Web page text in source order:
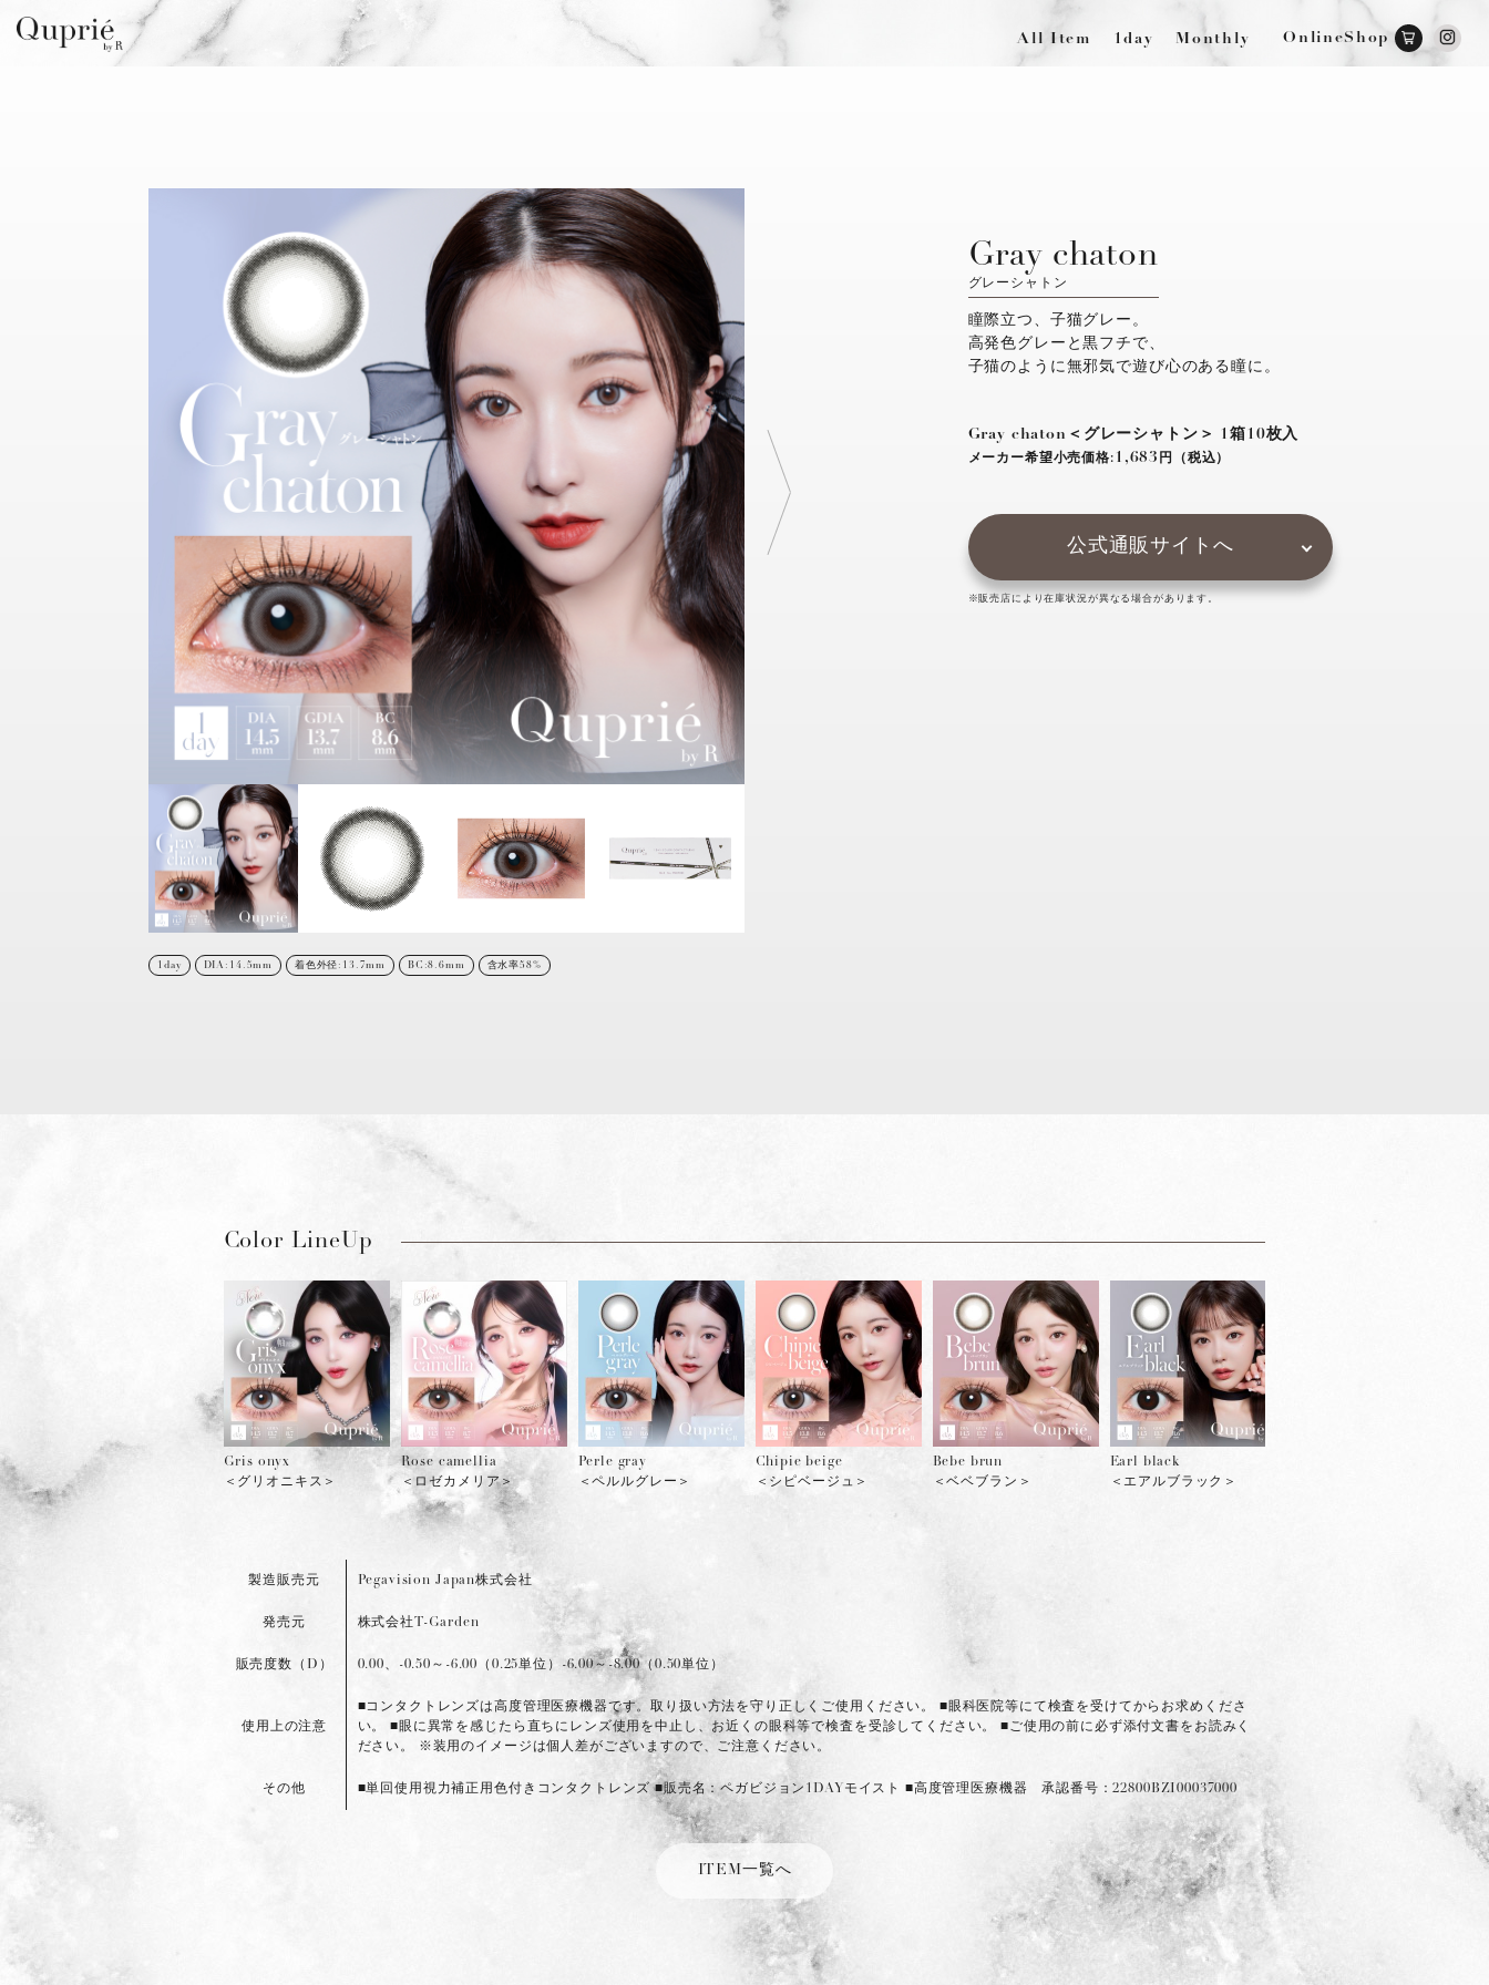
All Item 1day Monthly OnlineShop
1day DIA:14.5mm 着色外径:13.7mm BC:8.6mm 含水率58%
Gray chaton
グレーシャトン
瞳際立つ、子猫グレー。
高発色グレーと黒フチで、
子猫のように無邪気で遊び心のある瞳に。
Gray chaton＜グレーシャトン＞ 1箱10枚入
メーカー希望小売価格: 1,683 円（税込）
公式通販サイトへ
※販売店により在庫状況が異なる場合があります。
Color LineUp
Gris onyx
＜グリオニキス＞
Rose camellia
＜ロゼカメリア＞
Perle gray
＜ペルルグレー＞
Chipie beige
＜シピベージュ＞
Bebe brun
＜ベベブラン＞
Earl black
＜エアルブラック＞
製造販売元 Pegavision Japan株式会社
発売元 株式会社T-Garden
販売度数（D） 0.00、-0.50～-6.00（0.25単位）-6.00～-8.00（0.50単位）
使用上の注意
■コンタクトレンズは高度管理医療機器です。取り扱い方法を守り正しくご使用ください。 ■眼科医院等にて検査を受けてからお求めくださ
い。 ■眼に異常を感じたら直ちにレンズ使用を中止し、お近くの眼科等で検査を受診してください。 ■ご使用の前に必ず添付文書をお読みく
ださい。 ※装用のイメージは個人差がございますので、ご注意ください。
その他 ■単回使用視力補正用色付きコンタクトレンズ ■販売名：ペガビジョン1DAYモイスト ■高度管理医療機器 承認番号：22800BZI00037000
ITEM一覧へ